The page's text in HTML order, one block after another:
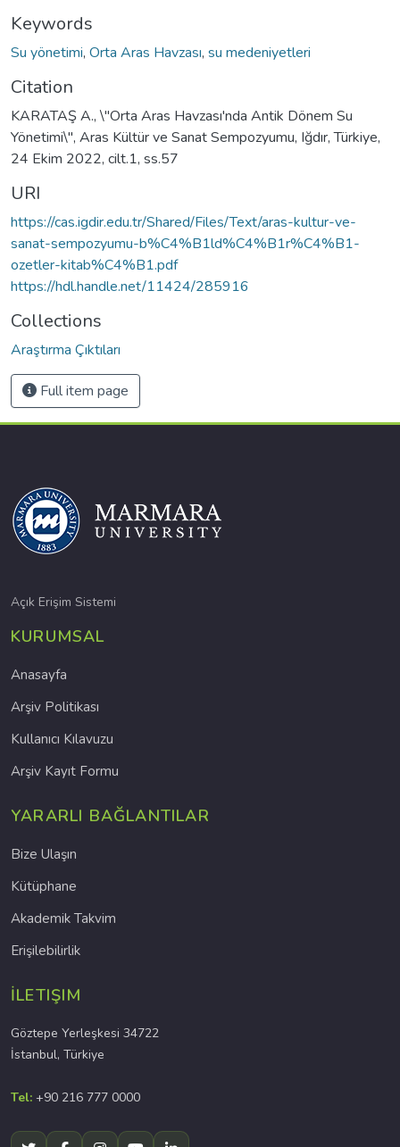
Keywords
Su yönetimi, Orta Aras Havzası, su medeniyetleri
Citation
KARATAŞ A., \"Orta Aras Havzası'nda Antik Dönem Su
Yönetimi\", Aras Kültür ve Sanat Sempozyumu, Iğdır, Türkiye,
24 Ekim 2022, cilt.1, ss.57
URI
https://cas.igdir.edu.tr/Shared/Files/Text/aras-kultur-ve-
sanat-sempozyumu-b%C4%B1ld%C4%B1r%C4%B1-
ozetler-kitab%C4%B1.pdf
https://hdl.handle.net/11424/285916
Collections
Araştırma Çıktıları
Full item page
Açık Erişim Sistemi
KURUMSAL
Anasayfa
Arşiv Politikası
Kullanıcı Kılavuzu
Arşiv Kayıt Formu
YARARLI BAĞLANTILAR
Bize Ulaşın
Kütüphane
Akademik Takvim
Erişilebilirlik
İLETIŞIM
Göztepe Yerleşkesi 34722
İstanbul, Türkiye
Tel: +90 216 777 0000